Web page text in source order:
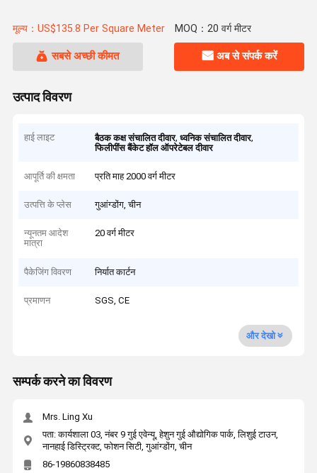
मूल्य：US$135.8 Per Square Meter MOQ：20 वर्ग मीटर
सबसे अच्छी कीमत अब से संपर्क करें
उत्पाद विवरण
हाई लाइट बैठक कक्ष संचालित दीवार,ध्वनिक संचालित दीवार,
फिलीपींस बैंकेट हॉल ऑपरेटेबल दीवार
आपूर्ति की क्षमता प्रति माह 2000 वर्ग मीटर
उत्पत्ति के प्लेस गुआंग्डोंग, चीन
न्यूनतम आदेश
मात्रा
20 वर्ग मीटर
पैकेजिंग विवरण निर्यात कार्टन
प्रमाणन SGS, CE
और देखो
सम्पर्क करने का विवरण
Mrs. Ling Xu
पता: कार्यशाला 03, नंबर 9 गुई एवेन्यू, हेशुन गुई औद्योगिक पार्क, लिशुई टाउन,
नानहाई डिस्ट्रिक्ट, फोशन सिटी, गुआंग्डोंग, चीन
86-19860838485